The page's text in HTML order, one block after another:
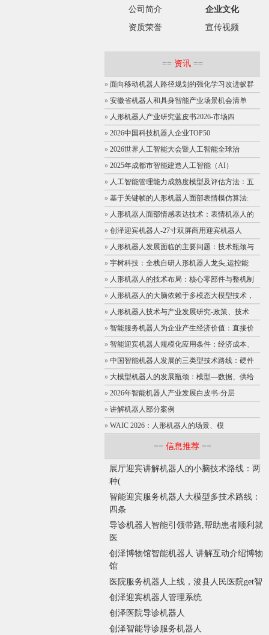
公司简介
企业文化
资质荣誉
宣传视频
== 资讯==
» 面向移动机器人路径规划的强化学习改进蚁群
» 安徽省机器人和具身智能产业场景机会清单
» 人形机器人产业研究蓝皮书2026-市场四
» 2026中国科技机器人企业TOP50
» 2026世界人工智能大会暨人工智能全球治
» 2025年成都市智能建造人工智能（AI）
» 人工智能管理能力成熟度模型及评估方法：五
» 基于关键帧的人形机器人面部表情模仿算法:
» 人形机器人面部情感表达技术：表情机器人的
» 创泽迎宾机器人-27寸双屏商用迎宾机器人
» 人形机器人发展面临的主要问题：技术瓶颈与
» 宇树科技：全栈自研人形机器人龙头,运控能
» 人形机器人的技术布局：核心零部件与整机制
» 人形机器人的大脑依赖于多模态大模型技术，
» 人形机器人技术与产业发展研究-政策、技术
» 智能服务机器人为企业产生经济价值：直接价
» 智能迎宾机器人规模化应用条件：经济成本、
» 中国智能机器人发展的三类型技术路线：硬件
» 大模型机器人的发展瓶颈：模型—数据、供给
» 2026年智能机器人产业发展白皮书-分层
» 讲解机器人部分案例
» WAIC 2026：人形机器人的场景、模
== 信息推荐==
展厅迎宾讲解机器人的小脑技术路线：两
种(
智能迎宾服务机器人大模型多技术路线：
四条
导诊机器人智能引领带路,帮助患者顺利就
医
创泽博物馆智能机器人 讲解互动介绍博物
馆
医院服务机器人上线，浚县人民医院get智
创泽迎宾机器人管理系统
创泽医院导诊机器人
创泽智能导诊服务机器人